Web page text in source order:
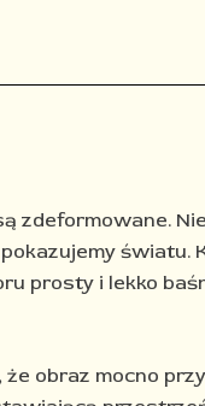
zdeformowane.
światu.
prosty i lekko
obraz mocno